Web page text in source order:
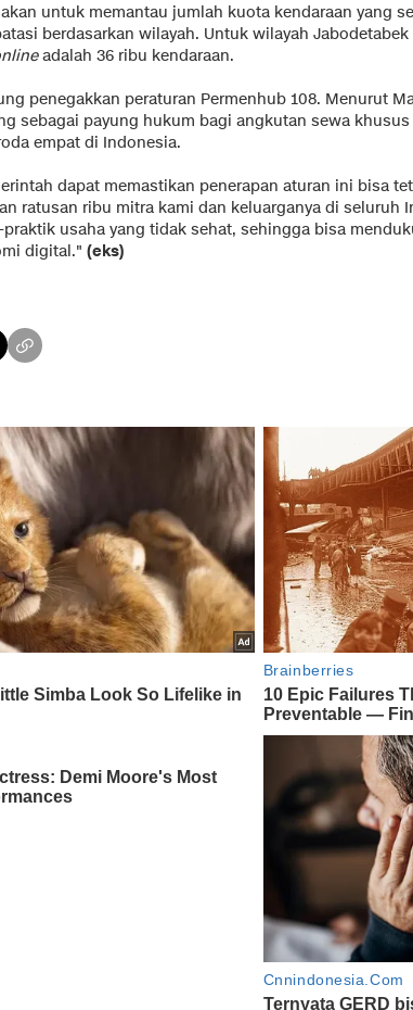
untuk memantau jumlah kuota kendaraan yang
berdasarkan wilayah. Untuk wilayah Jabodetabek
adalah 36 ribu kendaraan.
penegakkan peraturan Permenhub 108. Menurut
sebagai payung hukum bagi angkutan sewa khusus
empat di Indonesia.
dapat memastikan penerapan aturan ini bisa
ratusan ribu mitra kami dan keluarganya di seluruh
usaha yang tidak sehat, sehingga bisa
digital." (eks)